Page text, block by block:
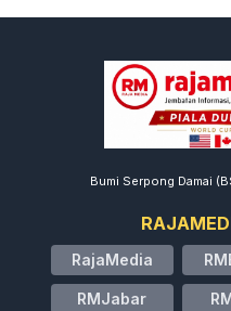
Bumi Serpong Damai
RajaMedia
RMJabar